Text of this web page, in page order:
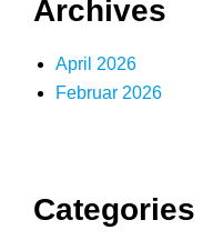
Archives
April 2026
Februar 2026
Categories